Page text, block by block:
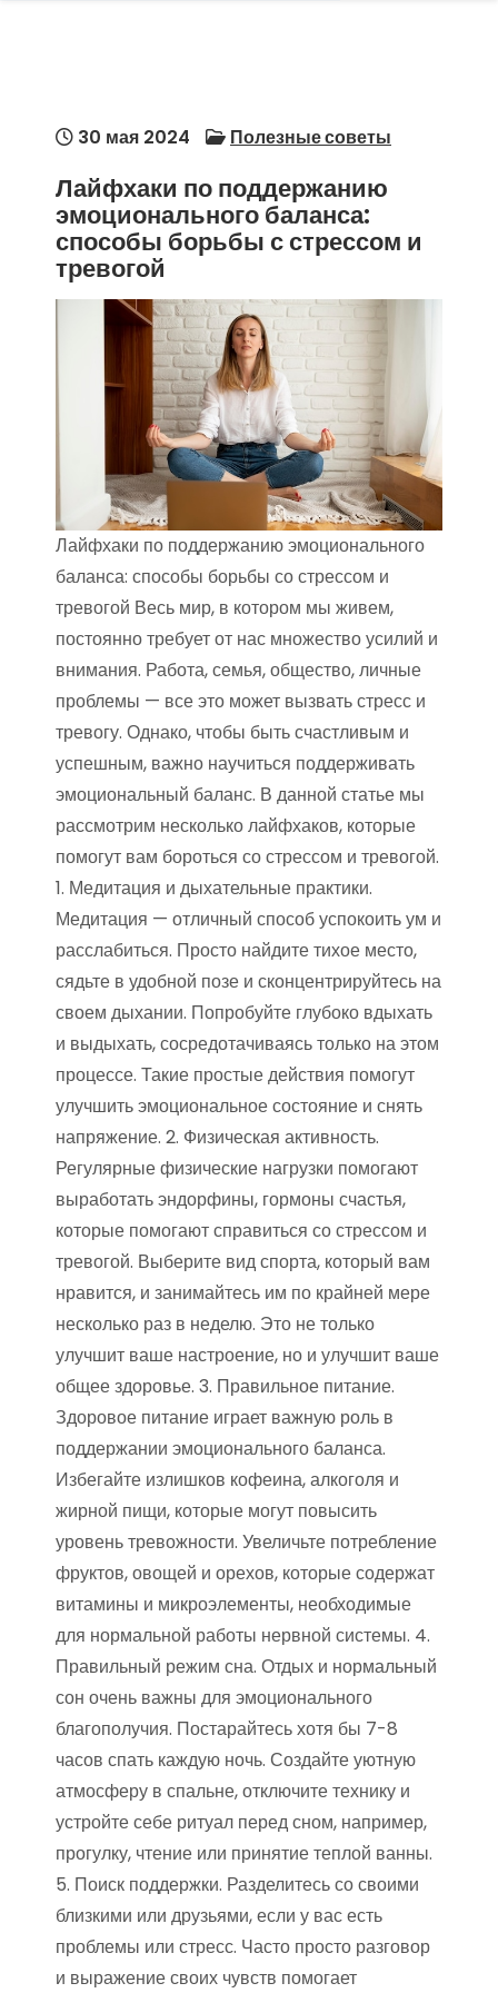
30 мая 2024 Полезные советы
Лайфхаки по поддержанию
эмоционального баланса:
способы борьбы с стрессом и
тревогой
Лайфхаки по поддержанию эмоционального
баланса: способы борьбы со стрессом и
тревогой Весь мир, в котором мы живем,
постоянно требует от нас множество усилий и
внимания. Работа, семья, общество, личные
проблемы — все это может вызвать стресс и
тревогу. Однако, чтобы быть счастливым и
успешным, важно научиться поддерживать
эмоциональный баланс. В данной статье мы
рассмотрим несколько лайфхаков, которые
помогут вам бороться со стрессом и тревогой.
1. Медитация и дыхательные практики.
Медитация — отличный способ успокоить ум и
расслабиться. Просто найдите тихое место,
сядьте в удобной позе и сконцентрируйтесь на
своем дыхании. Попробуйте глубоко вдыхать
и выдыхать, сосредотачиваясь только на этом
процессе. Такие простые действия помогут
улучшить эмоциональное состояние и снять
напряжение. 2. Физическая активность.
Регулярные физические нагрузки помогают
выработать эндорфины, гормоны счастья,
которые помогают справиться со стрессом и
тревогой. Выберите вид спорта, который вам
нравится, и занимайтесь им по крайней мере
несколько раз в неделю. Это не только
улучшит ваше настроение, но и улучшит ваше
общее здоровье. 3. Правильное питание.
Здоровое питание играет важную роль в
поддержании эмоционального баланса.
Избегайте излишков кофеина, алкоголя и
жирной пищи, которые могут повысить
уровень тревожности. Увеличьте потребление
фруктов, овощей и орехов, которые содержат
витамины и микроэлементы, необходимые
для нормальной работы нервной системы. 4.
Правильный режим сна. Отдых и нормальный
сон очень важны для эмоционального
благополучия. Постарайтесь хотя бы 7-8
часов спать каждую ночь. Создайте уютную
атмосферу в спальне, отключите технику и
устройте себе ритуал перед сном, например,
прогулку, чтение или принятие теплой ванны.
5. Поиск поддержки. Разделитесь со своими
близкими или друзьями, если у вас есть
проблемы или стресс. Часто просто разговор
и выражение своих чувств помогает